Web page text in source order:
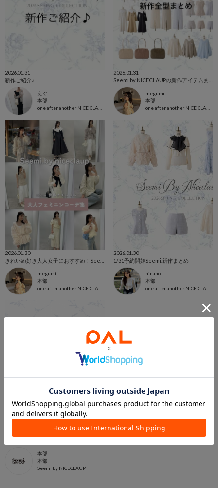
2026.01.31
新作ご紹介♪
えぐ
本部
2026.01.31
megumi
本部
2026.01.30
megumi
本部
2026.01.30
1/31予約開始Seemi.新作まとめ
hinano
本部
本部
本部
Seemi by NICECLAUP